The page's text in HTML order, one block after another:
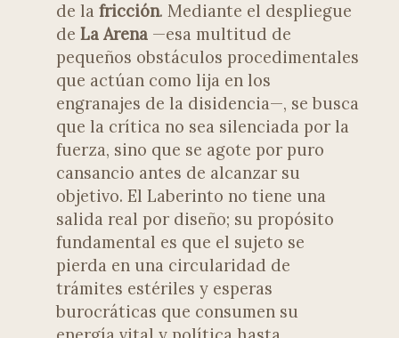
de la fricción. Mediante el despliegue
de La Arena—esa multitud de
pequeños obstáculos procedimentales
que actúan como lija en los
engranajes de la disidencia—, se busca
que la crítica no sea silenciada por la
fuerza, sino que se agote por puro
cansancio antes de alcanzar su
objetivo. El Laberinto no tiene una
salida real por diseño; su propósito
fundamental es que el sujeto se
pierda en una circularidad de
trámites estériles y esperas
burocráticas que consumen su